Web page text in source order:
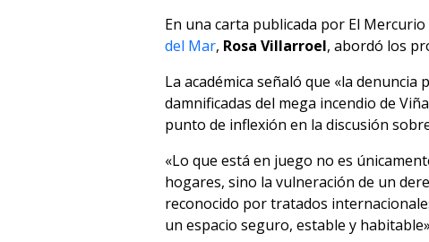
En una carta publicada por El
del Mar, Rosa Villarroel, abordó los
La académica señaló que «la
damnificadas del mega incendio de
punto de inflexión en la discusión
«Lo que está en juego no es
hogares, sino la vulneración de un
reconocido por tratados
un espacio seguro, estable y